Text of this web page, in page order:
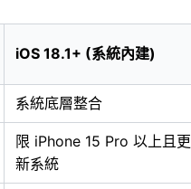
iOS 18.1+ (系統內建)
系統底層整合
限 iPhone 15 Pro 以上且更
新系統